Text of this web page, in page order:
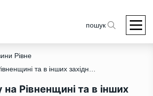
пошук
Рівне
/ Через спеку на Рівненщині та в інших західних областях на весь день обмежили рух вантажівок
Рівненщині та в інших